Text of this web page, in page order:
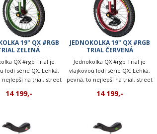
19" QX #RGB
ZELENÁ
QX #rgb Trial je
lodí série QX. Lehká,
nejlepší na trial, street
14 199,-
JEDNOKOLKA 19" QX #RGB
TRIAL ČERVENÁ
Jednokolka QX #rgb Trial je
vlajkovou lodí série QX. Lehká,
pevná, to nejlepší na trial, street
14 199,-